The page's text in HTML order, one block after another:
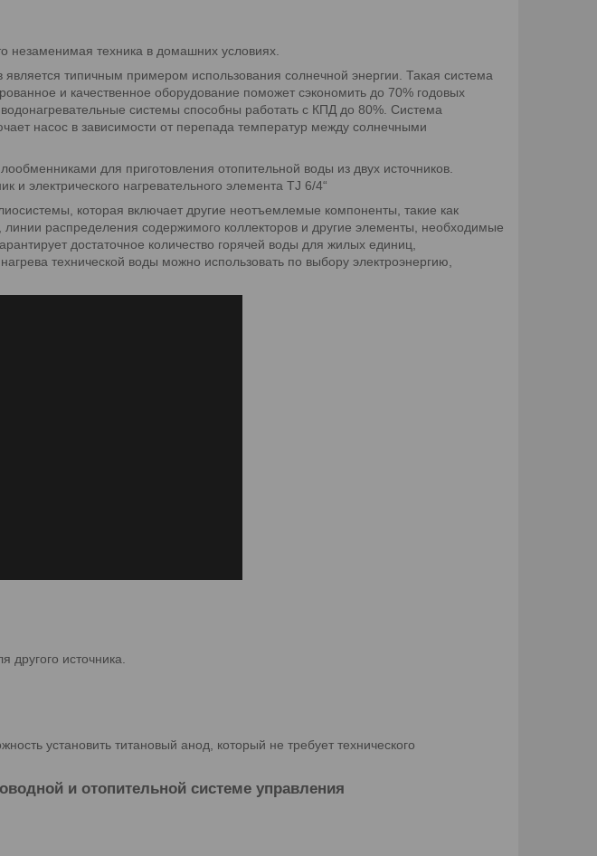
незаменимая техника в домашних условиях.
типичным примером использования солнечной энергии. Такая система
и качественное оборудование поможет сэкономить до 70% годовых
системы способны работать с КПД до 80%. Система
насос в зависимости от перепада температур между солнечными
для приготовления отопительной воды из двух источников.
электрического нагревательного элемента TJ 6/4“
которая включает другие неотъемлемые компоненты, такие как
распределения содержимого коллекторов и другие элементы, необходимые
достаточное количество горячей воды для жилых единиц,
технической воды можно использовать по выбору электроэнергию,
источника.
установить титановый анод, который не требует технического
и отопительной системе управления